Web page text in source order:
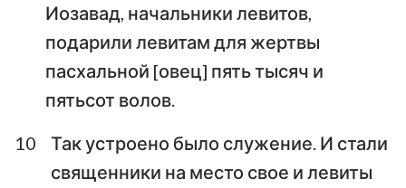
Иозавад, начальники левитов,
подарили левитам для жертвы
пасхальной [овец] пять тысяч и
пятьсот волов.
10
Так устроено было служение. И стали
священники на место свое и левиты